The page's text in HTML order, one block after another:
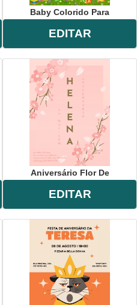
Baby Colorido Para
EDITAR
Aniversário Flor De
EDITAR